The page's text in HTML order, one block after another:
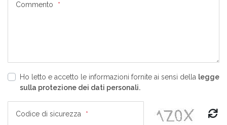
Commento *
Ho letto e accetto le informazioni fornite ai sensi della legge
sulla protezione dei dati personali.
Codice di sicurezza *